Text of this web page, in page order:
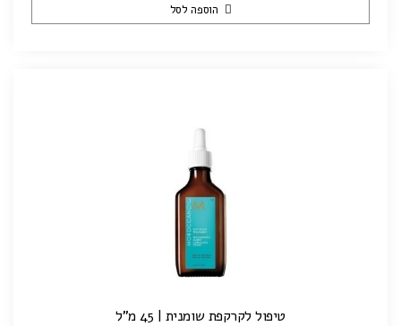
הוספה לסל
טיפול לקרקפת שומנית | 45 מ"ל